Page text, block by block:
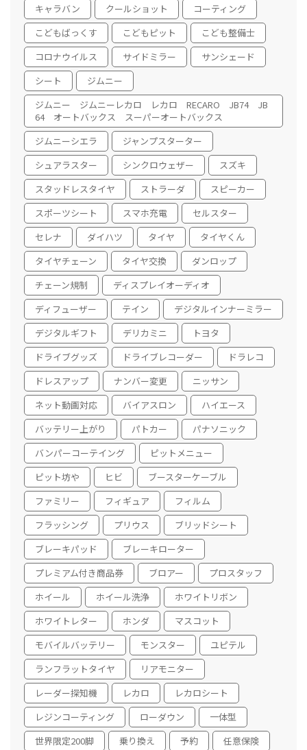
キャラバン
クールショット
コーティング
こどもばっくす
こどもピット
こども整備士
コロナウイルス
サイドミラー
サンシェード
シート
ジムニー
ジムニー ジムニーレカロ レカロ RECARO JB74 JB
64 オートバックス スーパーオートバックス
ジムニーシエラ
ジャンプスターター
シュアラスター
シンクロウェザー
スズキ
スタッドレスタイヤ
ストラーダ
スピーカー
スポーツシート
スマホ充電
セルスター
セレナ
ダイハツ タイヤ
タイヤくん
タイヤチェーン
タイヤ交換
ダンロップ
チェーン規制
ディスプレイオーディオ
ディフューザー
テイン
デジタルインナーミラー
デジタルギフト
デリカミニ
トヨタ
ドライブグッズ
ドライブレコーダー
ドラレコ
ドレスアップ
ナンバー変更
ニッサン
ネット動画対応
バイアスロン
ハイエース
バッテリー上がり
パトカー
パナソニック
バンパーコーテイング
ピットメニュー
ピット坊や
ヒビ
ブースターケーブル
ファミリー
フィギュア
フィルム
フラッシング
プリウス
ブリッドシート
ブレーキパッド
ブレーキローター
プレミアム付き商品券
ブロアー
プロスタッフ
ホイール
ホイール洗浄
ホワイトリボン
ホワイトレター
ホンダ
マスコット
モバイルバッテリー
モンスター
ユピテル
ランフラットタイヤ
リアモニター
レーダー探知機
レカロ
レカロシート
レジンコーティング
ローダウン
一体型
世界限定200脚
乗り換え 予約
任意保険